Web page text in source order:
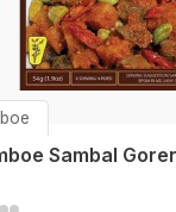
Sambal